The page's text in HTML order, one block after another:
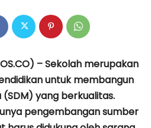
– Sekolah merupakan
untuk membangun
yang berkualitas.
pengembangan sumber